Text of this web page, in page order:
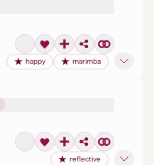
happy marimba
reflective